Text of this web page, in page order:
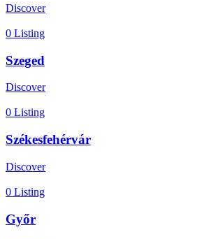
Discover
0 Listing
Szeged
Discover
0 Listing
Székesfehérvár
Discover
0 Listing
Győr